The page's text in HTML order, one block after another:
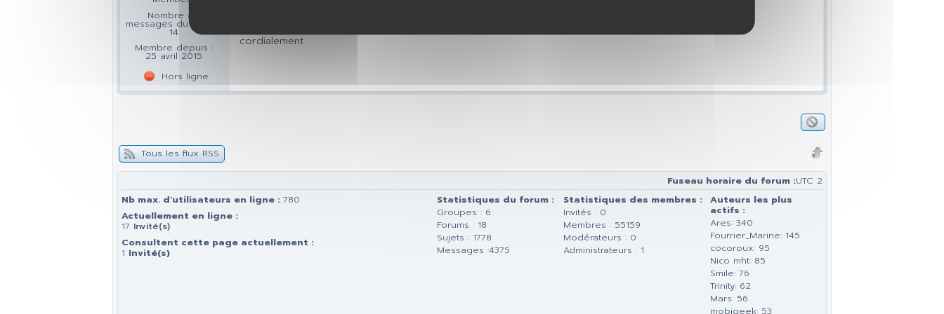
Nombre de
messages du forum :
14
Membre depuis :
25 avril 2015
Hors ligne
cordialement.
Tous les flux RSS
Fuseau horaire du forum :UTC 2
Nb max. d'utilisateurs en ligne : 780
Actuellement en ligne :
17 Invité(s)
Consultent cette page actuellement :
1 Invité(s)
Auteurs les plus
actifs :
Ares: 340
Fourrier_Marine: 145
cocoroux: 95
Nico mht: 85
Smile: 76
Trinity: 62
Mars: 56
mobigeek: 53
Statistiques des membres :
Invités : 0
Membres : 55159
Modérateurs : 0
Administrateurs : 1
Statistiques du forum :
Groupes : 6
Forums : 18
Sujets : 1778
Messages :4375